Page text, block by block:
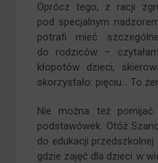
Oprócz tego, z racji
pod specjalnym
potrafi mieć
do rodziców –
kłopotów dzieci,
skorzystało: pięciu… To
Nie można też pomijać
podstawówek. Otóż
do edukacji
gdzie zajęć dla dzieci w